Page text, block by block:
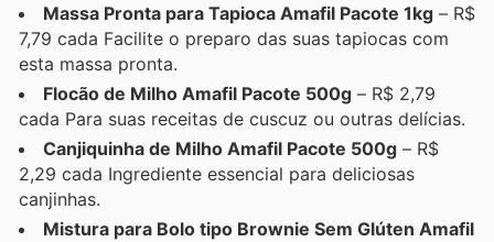
Massa Pronta para Tapioca Amafil Pacote 1kg – R$
7,79 cada Facilite o preparo das suas tapiocas com
esta massa pronta.
Flocão de Milho Amafil Pacote 500g – R$ 2,79
cada Para suas receitas de cuscuz ou outras delícias.
Canjiquinha de Milho Amafil Pacote 500g – R$
2,29 cada Ingrediente essencial para deliciosas
canjinhas.
Mistura para Bolo tipo Brownie Sem Glúten Amafil